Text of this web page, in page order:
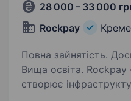
28 000 – 33 000
Rockpay
Повна зайнятість.
Вища освіта. Rockpay — компанія, яка
створює